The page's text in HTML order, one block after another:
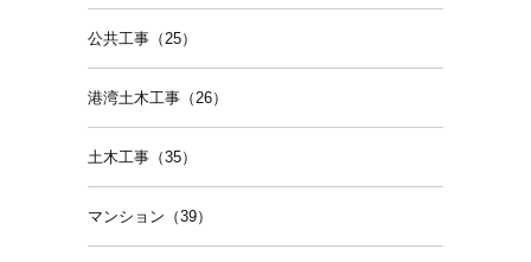
公共工事（25）
港湾土木工事（26）
土木工事（35）
マンション（39）